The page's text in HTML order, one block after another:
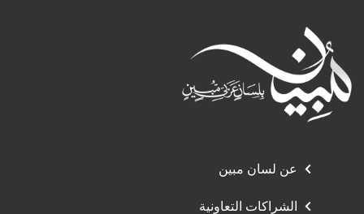
عن لسان مبين
الشراكات التعاونية